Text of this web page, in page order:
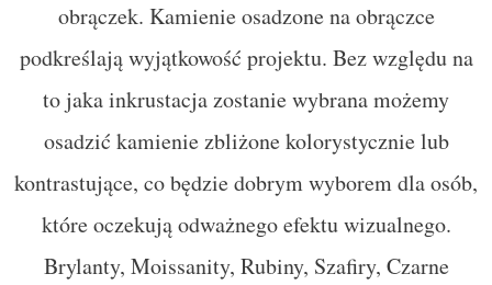
obrączek. Kamienie osadzone na obrączce
podkreślają wyjątkowość projektu. Bez względu na
to jaka inkrustacja zostanie wybrana możemy
osadzić kamienie zbliżone kolorystycznie lub
kontrastujące, co będzie dobrym wyborem dla osób,
które oczekują odważnego efektu wizualnego.
Brylanty, Moissanity, Rubiny, Szafiry, Czarne